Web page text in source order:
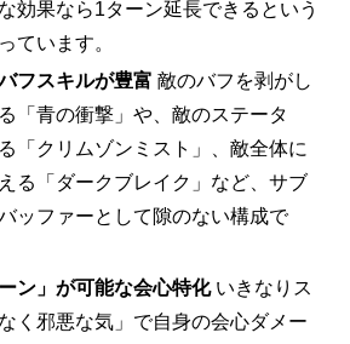
効果なら1ターン延長できるという
ています。
フスキルが豊富 敵のバフを剥がし
「青の衝撃」や、敵のステータ
「クリムゾンミスト」、敵全体に
る「ダークブレイク」など、サブ
ッファーとして隙のない構成で
ン」が可能な会心特化いきなりス
く邪悪な気」で自身の会心ダメー